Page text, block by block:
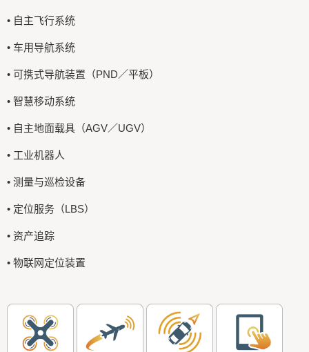
• 自主飞行系统
• 车用导航系统
• 可携式导航装置（PND／平板）
• 智慧移动系统
• 自主地面载具（AGV／UGV）
• 工业机器人
• 测量与巡检设备
• 定位服务（LBS）
• 资产追踪
• 物联网定位装置